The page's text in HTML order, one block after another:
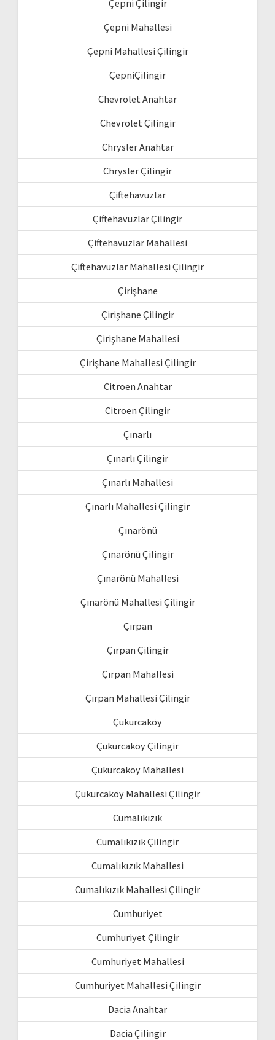
Çepni Çilingir
Çepni Mahallesi
Çepni Mahallesi Çilingir
ÇepniÇilingir
Chevrolet Anahtar
Chevrolet Çilingir
Chrysler Anahtar
Chrysler Çilingir
Çiftehavuzlar
Çiftehavuzlar Çilingir
Çiftehavuzlar Mahallesi
Çiftehavuzlar Mahallesi Çilingir
Çirişhane
Çirişhane Çilingir
Çirişhane Mahallesi
Çirişhane Mahallesi Çilingir
Citroen Anahtar
Citroen Çilingir
Çınarlı
Çınarlı Çilingir
Çınarlı Mahallesi
Çınarlı Mahallesi Çilingir
Çınarönü
Çınarönü Çilingir
Çınarönü Mahallesi
Çınarönü Mahallesi Çilingir
Çırpan
Çırpan Çilingir
Çırpan Mahallesi
Çırpan Mahallesi Çilingir
Çukurcaköy
Çukurcaköy Çilingir
Çukurcaköy Mahallesi
Çukurcaköy Mahallesi Çilingir
Cumalıkızık
Cumalıkızık Çilingir
Cumalıkızık Mahallesi
Cumalıkızık Mahallesi Çilingir
Cumhuriyet
Cumhuriyet Çilingir
Cumhuriyet Mahallesi
Cumhuriyet Mahallesi Çilingir
Dacia Anahtar
Dacia Çilingir